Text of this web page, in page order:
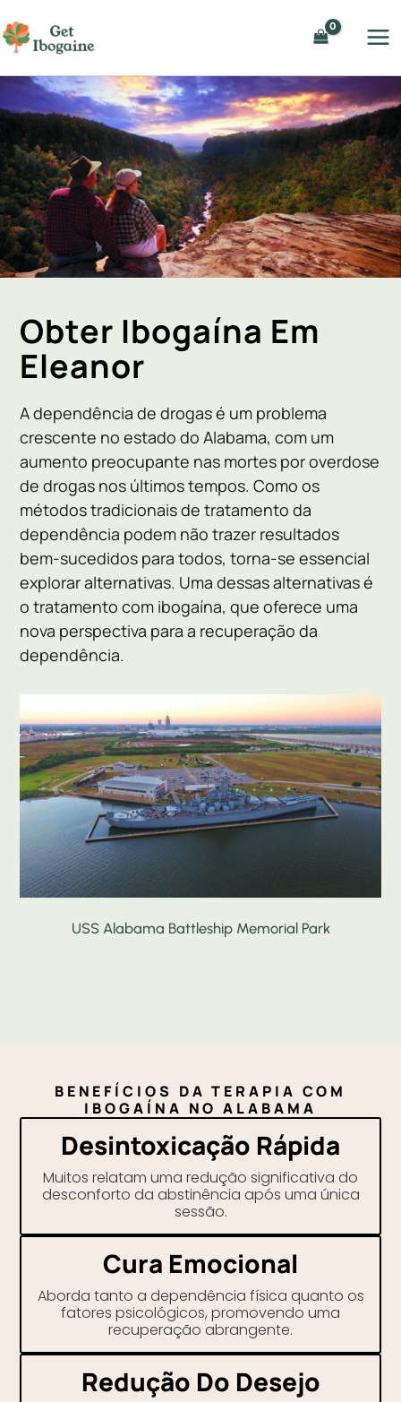
para
conteúdo
Obter Ibogaína Em
Eleanor
A dependência de drogas é um problema
crescente no estado do Alabama, com um
aumento preocupante nas mortes por overdose
de drogas nos últimos tempos. Como os
métodos tradicionais de tratamento da
dependência podem não trazer resultados
bem-sucedidos para todos, torna-se essencial
explorar alternativas. Uma dessas alternativas é
o tratamento com ibogaína, que oferece uma
nova perspectiva para a recuperação da
dependência.
USS Alabama Battleship Memorial Park
BENEFÍCIOS DA TERAPIA COM
IBOGAÍNA NO ALABAMA
Desintoxicação Rápida
Muitos relatam uma redução significativa do
desconforto da abstinência após uma única
sessão.
Cura Emocional
Aborda tanto a dependência física quanto os
fatores psicológicos, promovendo uma
recuperação abrangente.
Redução Do Desejo